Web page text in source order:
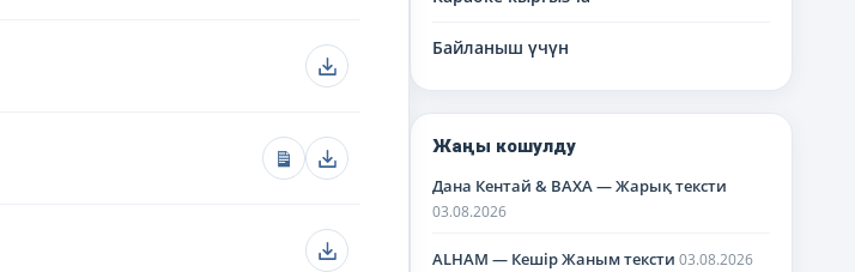
Байланыш үчүн
Жаңы кошулду
Дана Кентай & BAXA — Жарық тексти
03.08.2026
ALHAM — Кешір Жаным тексти 03.08.2026